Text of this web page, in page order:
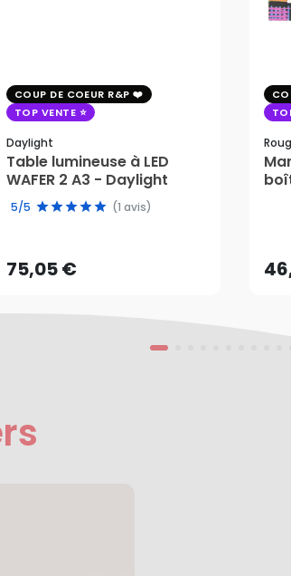
COUP DE COEUR R&P
TOP VENTE
Daylight
Table lumineuse à LED
WAFER 2 A3 - Daylight
5/5 (1 avis)
75,05 €
75,05 €
AJOUTER AU PANIER